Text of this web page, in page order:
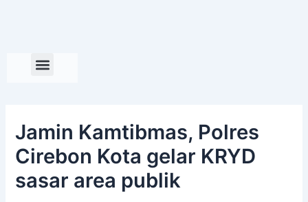
Jamin Kamtibmas, Polres
Cirebon Kota gelar KRYD
sasar area publik